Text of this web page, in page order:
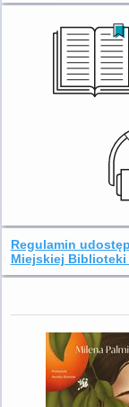
Regulamin
Miejskiej Biblioteki